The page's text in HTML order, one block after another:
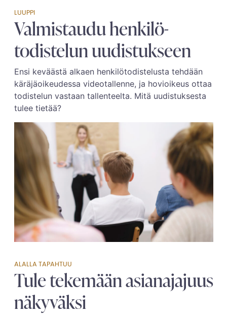
LUUPPI
Valmistaudu henkilö­
todistelun uudistukseen
Ensi keväästä alkaen henkilötodistelusta tehdään
käräjäoikeudessa videotallenne, ja hovioikeus ottaa
todistelun vastaan tallenteelta. Mitä uudistuksesta
tulee tietää?
ALALLA TAPAHTUU
Tule tekemään asianajajuus
näkyväksi